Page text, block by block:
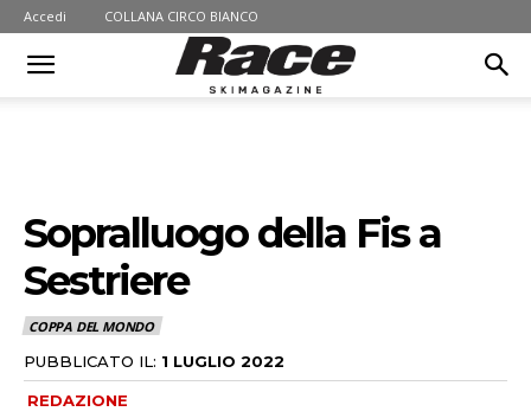
Accedi COLLANA CIRCO BIANCO
Sopralluogo della Fis a
Sestriere
COPPA DEL MONDO
PUBBLICATO IL: 1 LUGLIO 2022
REDAZIONE